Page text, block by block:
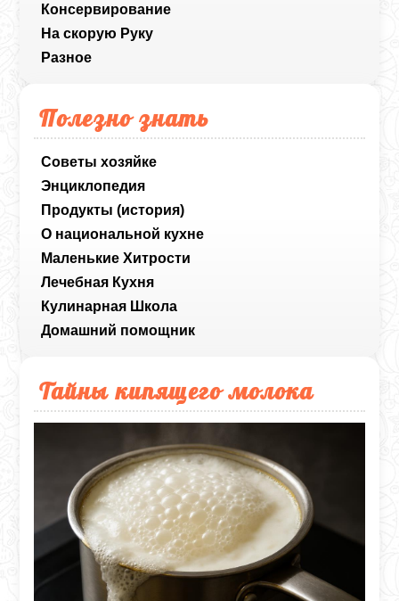
Консервирование
На скорую Руку
Разное
Полезно знать
Советы хозяйке
Энциклопедия
Продукты (история)
О национальной кухне
Маленькие Хитрости
Лечебная Кухня
Кулинарная Школа
Домашний помощник
Тайны кипящего молока